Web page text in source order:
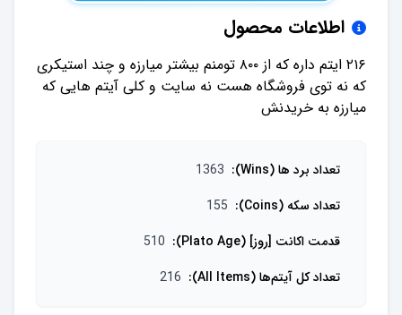
اطلاعات محصول
۲۱۶ ایتم داره که از ۸۰۰ تومنم بیشتر میارزه و چند استیکری
که نه توی فروشگاه هست نه سایت و کلی آیتم هایی که
میارزه به خریدنش
تعداد برد ها (Wins) :
1363
تعداد سکه (Coins)
:
155
قدمت اکانت [روز] (Plato Age)
:
510
تعداد کل آیتم‌ها (All Items)
:
216